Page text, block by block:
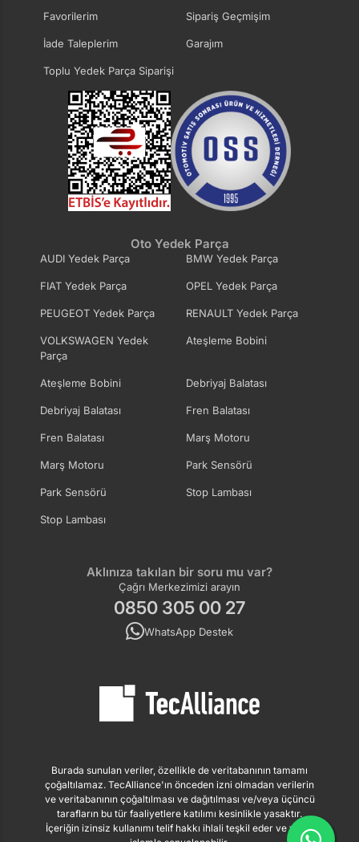
Favorilerim Sipariş Geçmişim
İade Taleplerim Garajım
Toplu Yedek Parça Siparişi
Oto Yedek Parça
AUDI Yedek Parça BMW Yedek Parça
FIAT Yedek Parça OPEL Yedek Parça
PEUGEOT Yedek Parça RENAULT Yedek Parça
VOLKSWAGEN Yedek
Parça
Ateşleme Bobini
Ateşleme Bobini Debriyaj Balatası
Debriyaj Balatası Fren Balatası
Fren Balatası Marş Motoru
Marş Motoru Park Sensörü
Park Sensörü Stop Lambası
Stop Lambası
Aklınıza takılan bir soru mu var?
Çağrı Merkezimizi arayın
0850 305 00 27
WhatsApp Destek
Burada sunulan veriler, özellikle de veritabanının tamamı
çoğaltılamaz. TecAlliance'ın önceden izni olmadan verilerin
ve veritabanının çoğaltılması ve dağıtılması ve/veya üçüncü
tarafların bu tür faaliyetlere katılımı kesinlikle yasaktır.
İçeriğin izinsiz kullanımı telif hakkı ihlali teşkil eder ve yasal